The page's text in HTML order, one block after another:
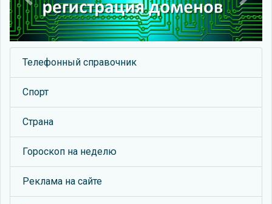
Previous Next
Телефонный справочник
Спорт
Страна
Гороскоп на неделю
Реклама на сайте